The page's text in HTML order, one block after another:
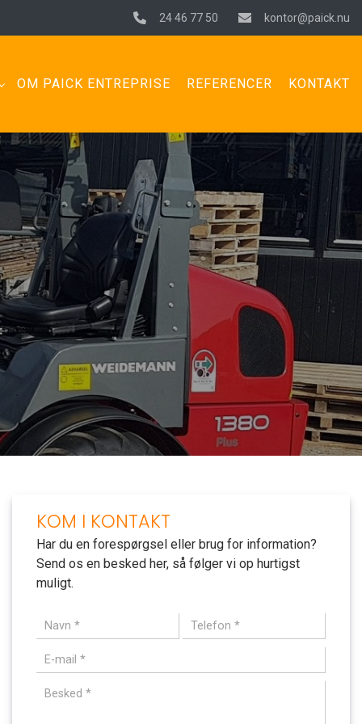
24 46 77 50 kontor@paick.nu
OM PAICK ENTREPRISE REFERENCER KONTAKT
KOM I KONTAKT
Har du en forespørgsel eller brug for information?
Send os en besked her, så følger vi op hurtigst
muligt.